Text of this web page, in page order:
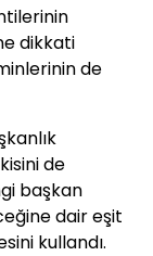
dikkati
de
de
başkan
dair eşit
kullandı.